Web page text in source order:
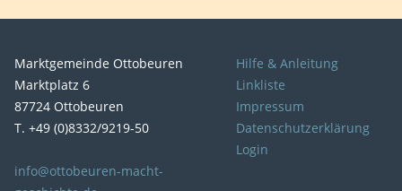
Marktgemeinde Ottobeuren
Marktplatz 6
87724 Ottobeuren
T. +49 (0)8332/9219-50
info@ottobeuren-macht-
Hilfe & Anleitung
Linkliste
Impressum
Datenschutzerklärung
Login